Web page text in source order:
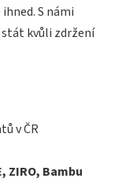
S námi
kvůli zdržení
v ČR
ZIRO, Bambu